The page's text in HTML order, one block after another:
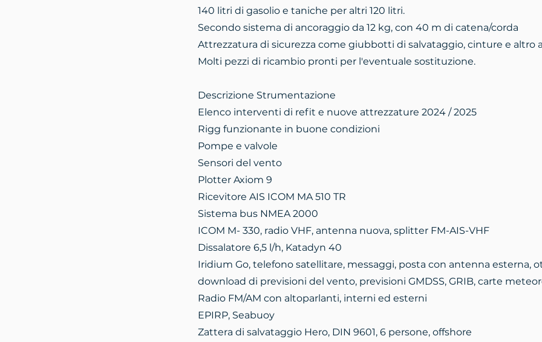
140 litri di gasolio e taniche per altri 120 litri.
Secondo sistema di ancoraggio da 12 kg, con 40 m di catena/corda
Attrezzatura di sicurezza come giubbotti di salvataggio, cinture e altro
Molti pezzi di ricambio pronti per l'eventuale sostituzione.
Descrizione Strumentazione
Elenco interventi di refit e nuove attrezzature 2024 / 2025
Rigg funzionante in buone condizioni
Pompe e valvole
Sensori del vento
Plotter Axiom 9
Ricevitore AIS ICOM MA 510 TR
Sistema bus NMEA 2000
ICOM M- 330, radio VHF, antenna nuova, splitter FM-AIS-VHF
Dissalatore 6,5 l/h, Katadyn 40
Iridium Go, telefono satellitare, messaggi, posta con antenna esterna,
download di previsioni del vento, previsioni GMDSS, GRIB, carte
Radio FM/AM con altoparlanti, interni ed esterni
EPIRP, Seabuoy
Zattera di salvataggio Hero, DIN 9601, 6 persone, offshore